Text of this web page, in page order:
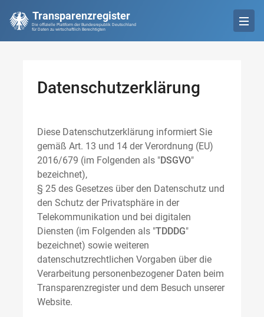
Transparenzregister
Die offizielle Plattform der Bundesrepublik Deutschland
für Daten zu wirtschaftlich Berechtigten
Datenschutzerklärung
Diese Datenschutzerklärung informiert Sie
gemäß Art. 13 und 14 der Verordnung (EU)
2016/679 (im Folgenden als "DSGVO"
bezeichnet),
§ 25 des Gesetzes über den Datenschutz und
den Schutz der Privatsphäre in der
Telekommunikation und bei digitalen
Diensten (im Folgenden als "TDDDG"
bezeichnet) sowie weiteren
datenschutzrechtlichen Vorgaben über die
Verarbeitung personenbezogener Daten beim
Transparenzregister und dem Besuch unserer
Website.